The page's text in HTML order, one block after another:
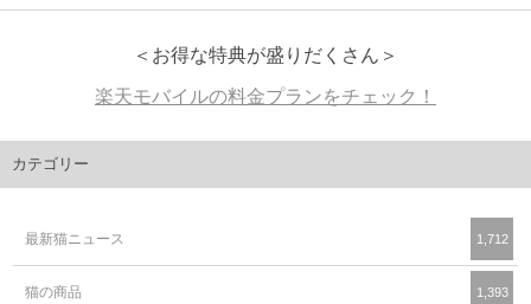
＜お得な特典が盛りだくさん＞
楽天モバイルの料金プランをチェック！
カテゴリー
最新猫ニュース 1,712
猫の商品 1,393